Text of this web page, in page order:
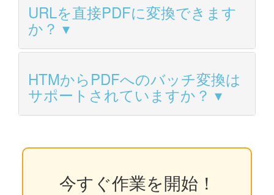
URLを直接PDFに変換できます
か？
HTMからPDFへのバッチ変換は
サポートされていますか？
今すぐ作業を開始！